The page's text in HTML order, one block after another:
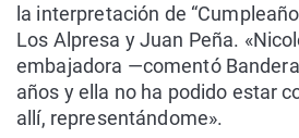
la interpretación de
Los Alpresa y Juan Peña.
embajadora —comentó
años y ella no ha podido estar
allí, representándome».